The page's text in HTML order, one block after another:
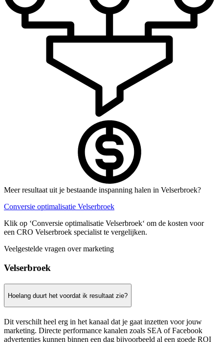
Meer resultaat uit je bestaande inspanning halen in Velserbroek?
Conversie optimalisatie Velserbroek
Klik op ‘Conversie optimalisatie Velserbroek‘ om de kosten voor
een CRO Velserbroek specialist te vergelijken.
Veelgestelde vragen over marketing
Velserbroek
Hoelang duurt het voordat ik resultaat zie?
Dit verschilt heel erg in het kanaal dat je gaat inzetten voor jouw
marketing. Directe performance kanalen zoals SEA of Facebook
advertenties kunnen binnen een dag bijvoorbeeld al een goede ROI